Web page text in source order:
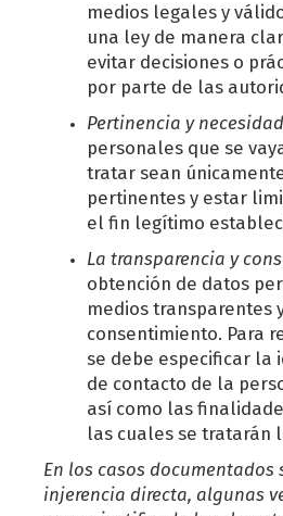
medios legales y
una ley de manera
evitar decisiones o
por parte de las
Pertinencia y necesidad
personales que se
tratar sean
pertinentes y estar
el fin legítimo
La transparencia y
obtención de datos
medios transparentes
consentimiento. Para
se debe especificar la
de contacto de la
así como las
las cuales se tratarán
En los casos documentados
injerencia directa, algunas